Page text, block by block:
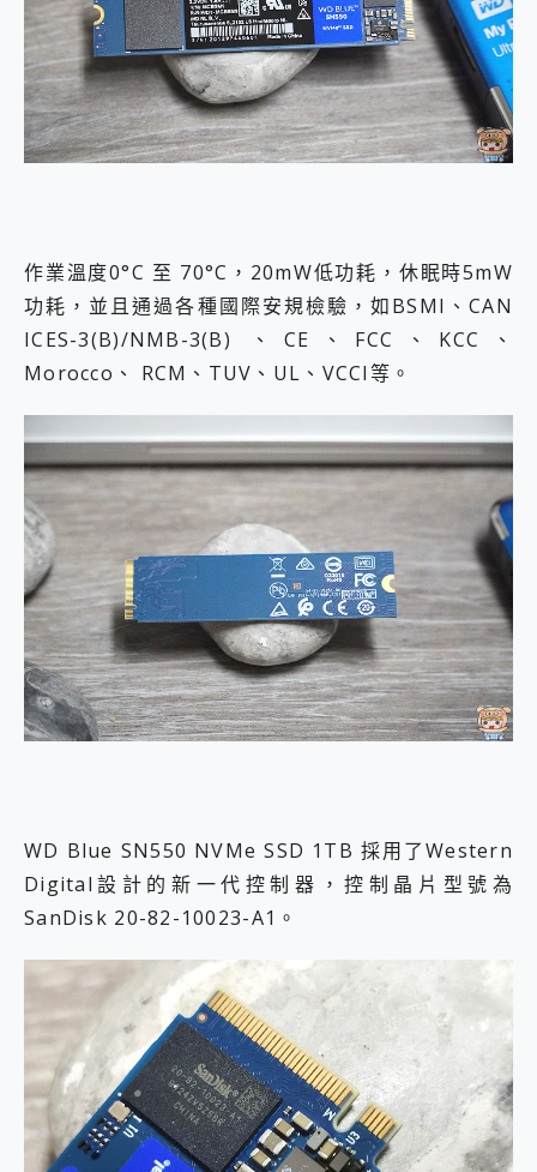
作業溫度0°C 至 70°C，20mW低功耗，休眠時5mW
功耗，並且通過各種國際安規檢驗，如BSMI、CAN
ICES-3(B)/NMB-3(B) 、CE、FCC、KCC、
Morocco、 RCM、TUV、UL、VCCI等。
WD Blue SN550 NVMe SSD 1TB 採用了Western
Digital設計的新一代控制器，控制晶片型號為
SanDisk 20-82-10023-A1。